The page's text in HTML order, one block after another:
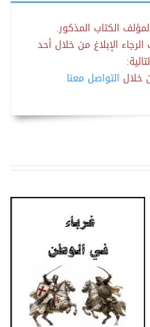
الكتاب المذكور.
الإبلاغ من خلال أحد
خلال التواصل معنا